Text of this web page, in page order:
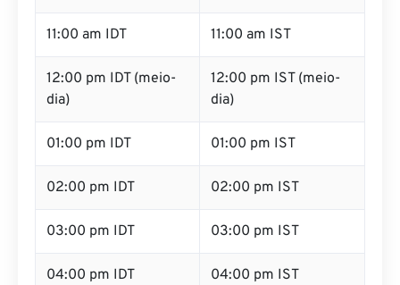
11:00 am IDT 11:00 am IST
12:00 pm IDT (meio-
dia)
12:00 pm IST (meio-
dia)
01:00 pm IDT 01:00 pm IST
02:00 pm IDT 02:00 pm IST
03:00 pm IDT 03:00 pm IST
04:00 pm IDT 04:00 pm IST